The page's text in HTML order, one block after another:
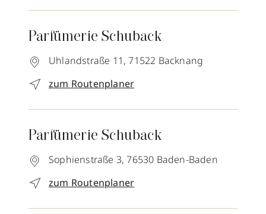
Parfümerie Schuback
Uhlandstraße 11, 71522 Backnang
zum Routenplaner
Parfümerie Schuback
Sophienstraße 3, 76530 Baden-Baden
zum Routenplaner